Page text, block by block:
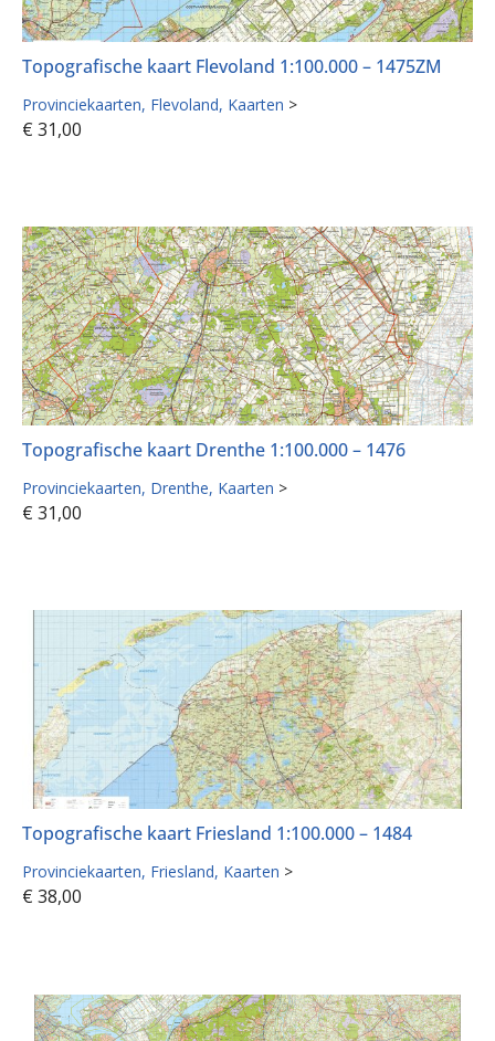
Topografische kaart Flevoland 1:100.000 – 1475ZM
Provinciekaarten Flevoland Kaarten >
€ 31,00
Topografische kaart Drenthe 1:100.000 – 1476
Provinciekaarten Drenthe Kaarten >
€ 31,00
Topografische kaart Friesland 1:100.000 – 1484
Provinciekaarten Friesland Kaarten >
€ 38,00